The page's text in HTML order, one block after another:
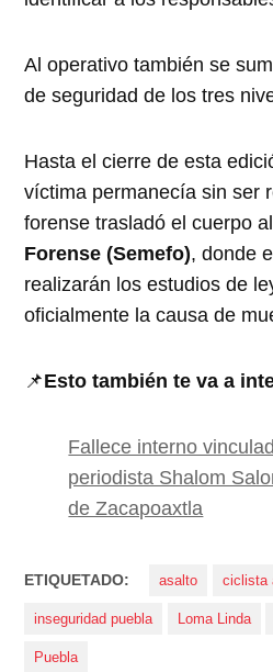
Al operativo también se
de seguridad de los tres
Hasta el cierre de esta
víctima permanecía sin ser
forense trasladó el cuerpo
Forense (Semefo), donde
realizarán los estudios de
oficialmente la causa de
📌Esto también te va a
Fallece interno
periodista Shalom
de Zacapoaxtla
ETIQUETADO: asalto ciclista
inseguridad puebla Loma Linda
Puebla